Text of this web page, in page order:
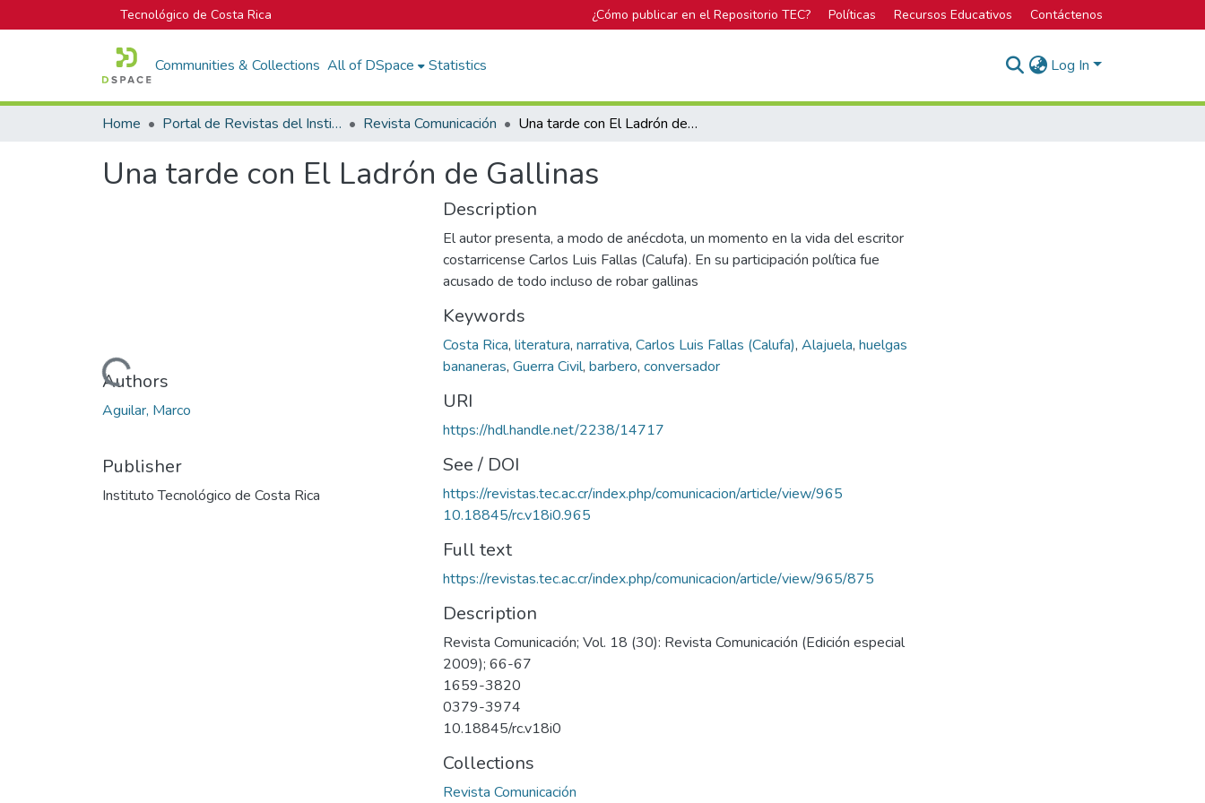
Tecnológico de Costa Rica ¿Cómo publicar en el Repositorio TEC? Políticas Recursos Educativos Contáctenos
Communities & Collections All of DSpace Statistics Log In
Home Portal de Revistas del Instituto Tecnológico de Costa Rica Revista Comunicación Una tarde con El Ladrón de Gallinas
Una tarde con El Ladrón de Gallinas
Loading...
Authors
Aguilar, Marco
Publisher
Instituto Tecnológico de Costa Rica
Description
El autor presenta, a modo de anécdota, un momento en la vida del escritor
costarricense Carlos Luis Fallas (Calufa). En su participación política fue
acusado de todo incluso de robar gallinas
Keywords
Costa Rica, literatura, narrativa, Carlos Luis Fallas (Calufa), Alajuela, huelgas
bananeras, Guerra Civil, barbero, conversador
URI
https://hdl.handle.net/2238/14717
See / DOI
https://revistas.tec.ac.cr/index.php/comunicacion/article/view/965
10.18845/rc.v18i0.965
Full text
https://revistas.tec.ac.cr/index.php/comunicacion/article/view/965/875
Description
Revista Comunicación; Vol. 18 (30): Revista Comunicación (Edición especial
2009); 66-67
1659-3820
0379-3974
10.18845/rc.v18i0
Collections
Revista Comunicación